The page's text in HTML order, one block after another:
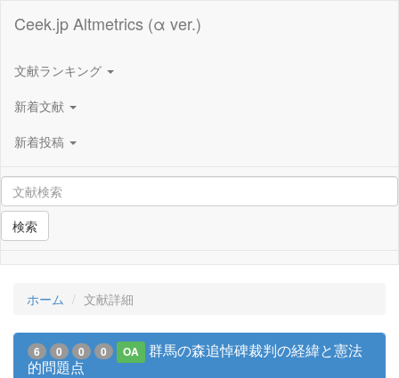
Ceek.jp Altmetrics (α ver.)
文献ランキング
新着文献
新着投稿
検索
ホーム 文献詳細
6 0 0 0 OA
群馬の森追悼碑裁判の経緯と憲法
的問題点